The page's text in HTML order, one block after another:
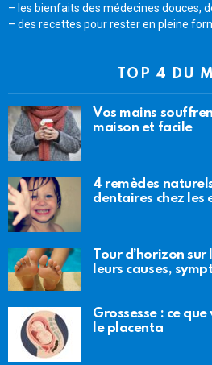
– les bienfaits des médecines douces,
– des recettes pour rester en pleine
TOP 4 DU
Vos mains
maison et facile
4 remèdes
dentaires chez les
Tour d’horizon
leurs causes,
Grossesse : ce
le placenta